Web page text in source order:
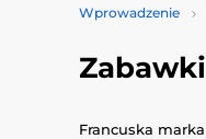
Wprowadzenie
Francuska marka